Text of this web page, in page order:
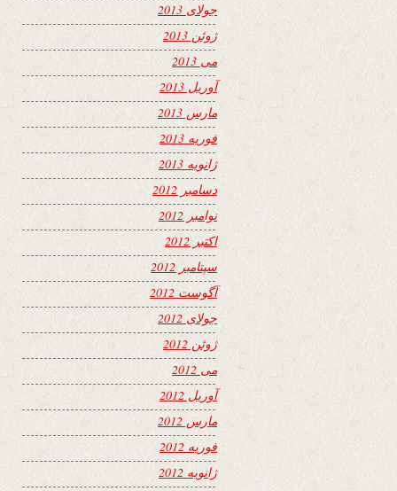
جولای 2013
ژوئن 2013
می 2013
آوریل 2013
مارس 2013
فوریه 2013
ژانویه 2013
دسامبر 2012
نوامبر 2012
اکتبر 2012
سپتامبر 2012
آگوست 2012
جولای 2012
ژوئن 2012
می 2012
آوریل 2012
مارس 2012
فوریه 2012
ژانویه 2012